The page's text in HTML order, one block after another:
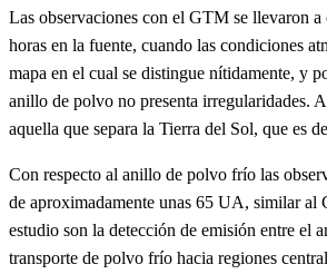
Las observaciones con el GTM se llevaron
horas en la fuente, cuando las condiciones
mapa en el cual se distingue nítidamente, y
anillo de polvo no presenta irregularidades.
aquella que separa la Tierra del Sol, que es
Con respecto al anillo de polvo frío las
de aproximadamente unas 65 UA, similar al
estudio son la detección de emisión entre el
transporte de polvo frío hacia regiones